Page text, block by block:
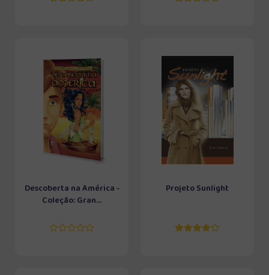
Descoberta na América -
Coleção: Gran...
Projeto Sunlight